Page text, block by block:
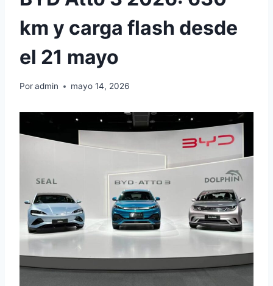
km y carga flash desde
el 21 mayo
Poradmin mayo 14, 2026